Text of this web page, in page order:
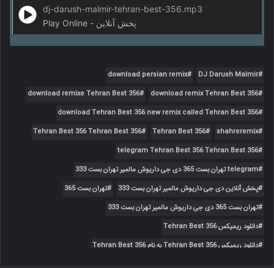
dj-darush-malmir-tehran-best-356.mp3
Play Online - پخش آنلاین
DJ Darush Malmir
download persian remix
download remix Tehran Best 356
download remixe Tehran Best 356
download Tehran Best 356 new remix called Tehran Best 356
shahreremix
Tehran Best 356
Tehran Best 356 Tehran Best 356
telegram Tehran Best 356 Tehran Best 356
telegram تهران بست 365 دی جی داریوش مالمیر تهران بست 333
پخش آنلاین دی جی داریوش مالمیر تهران بست 333
تهران بست 365
تهران بست 365 دی جی داریوش مالمیر تهران بست 333
دانلود ریمیکس Tehran Best 356
دانلود ریمیکس Tehran Best 356 به نام Tehran Best 356